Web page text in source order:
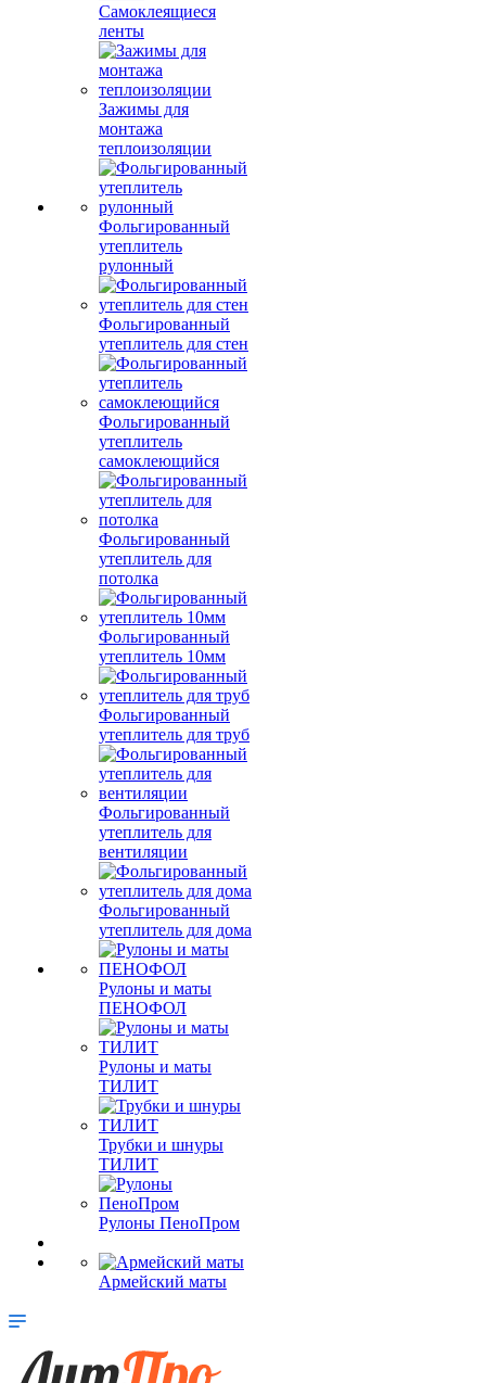
Самоклеящиеся
ленты
Зажимы для
монтажа
теплоизоляции
Фольгированный
утеплитель
рулонный
Фольгированный
утеплитель для стен
Фольгированный
утеплитель
самоклеющийся
Фольгированный
утеплитель для
потолка
Фольгированный
утеплитель 10мм
Фольгированный
утеплитель для труб
Фольгированный
утеплитель для
вентиляции
Фольгированный
утеплитель для дома
Рулоны и маты
ПЕНОФОЛ
Рулоны и маты
ТИЛИТ
Трубки и шнуры
ТИЛИТ
Рулоны ПеноПром
Армейский маты